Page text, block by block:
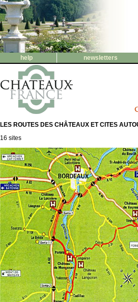
help
newsletters
LES ROUTES DES CHÂTEAUX ET CITES
16 sites